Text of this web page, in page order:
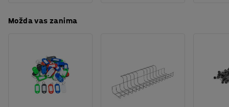
Možda vas zanima